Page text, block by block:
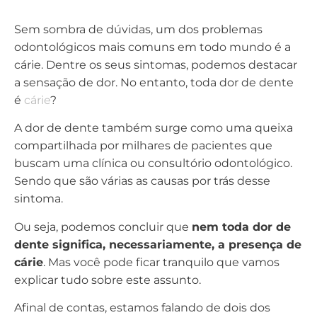
Sem sombra de dúvidas, um dos problemas
odontológicos mais comuns em todo mundo é a
cárie. Dentre os seus sintomas, podemos destacar
a sensação de dor. No entanto, toda dor de dente
é cárie?
A dor de dente também surge como uma queixa
compartilhada por milhares de pacientes que
buscam uma clínica ou consultório odontológico.
Sendo que são várias as causas por trás desse
sintoma.
Ou seja, podemos concluir que nem toda dor de
dente significa, necessariamente, a presença de
cárie. Mas você pode ficar tranquilo que vamos
explicar tudo sobre este assunto.
Afinal de contas, estamos falando de dois dos